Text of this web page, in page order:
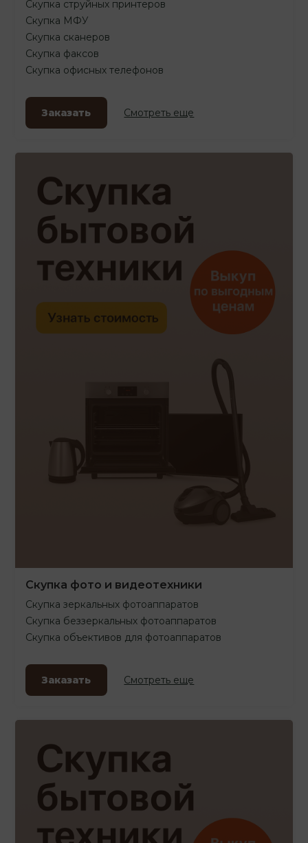
Скупка струйных принтеров
Скупка МФУ
Скупка сканеров
Скупка факсов
Скупка офисных телефонов
Заказать Смотреть еще
Скупка фото и видеотехники
Скупка зеркальных фотоаппаратов
Скупка беззеркальных фотоаппаратов
Скупка объективов для фотоаппаратов
Заказать Смотреть еще